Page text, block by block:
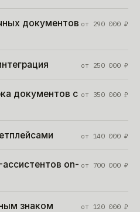
документов от 290 000₽
от 250 000₽
документов с от 350 000₽
от 140 000₽
on- от 700 000₽
знаком от 120 000₽